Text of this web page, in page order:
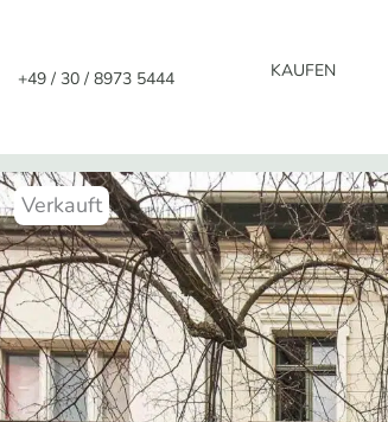
+49 / 30 / 8973 5444 KAUFEN
Verkauft